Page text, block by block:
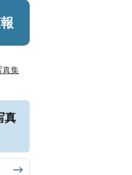
真集
真